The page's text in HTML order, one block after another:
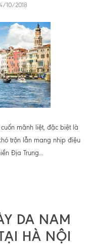
10/2018
mãnh liệt, đặc biệt là
trộn lẫn mang nhịp điệu
Địa Trung...
DA NAM
HÀ NỘI